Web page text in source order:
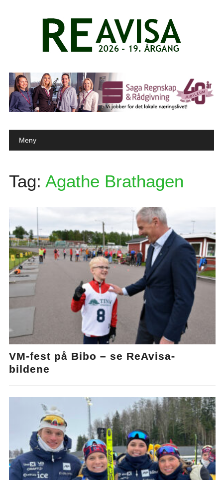
Main menu
Meny
Tag: Agathe Brathagen
VM-fest på Bibo – se ReAvisa-
bildene